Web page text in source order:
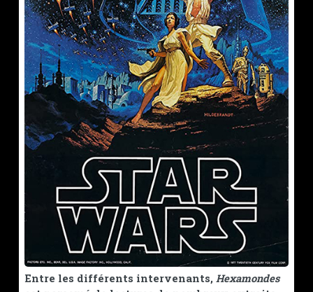
Entre les différents intervenants, Hexamondes